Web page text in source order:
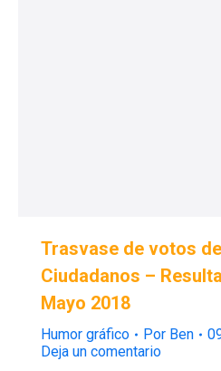
Trasvase de votos
Ciudadanos –
Mayo 2018
Humor gráfico Por Ben
Deja un comentario